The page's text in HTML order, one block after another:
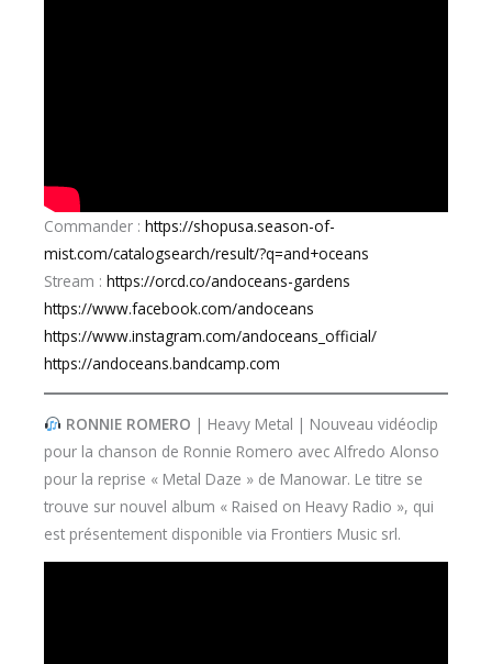
Commander : https://shopusa.season-of-
mist.com/catalogsearch/result/?q=and+oceans
Stream : https://orcd.co/andoceans-gardens
https://www.facebook.com/andoceans
https://www.instagram.com/andoceans_official/
https://andoceans.bandcamp.com
RONNIE ROMERO | Heavy Metal | Nouveau vidéoclip
pour la chanson de Ronnie Romero avec Alfredo Alonso
pour la reprise « Metal Daze » de Manowar. Le titre se
trouve sur nouvel album « Raised on Heavy Radio », qui
est présentement disponible via Frontiers Music srl.